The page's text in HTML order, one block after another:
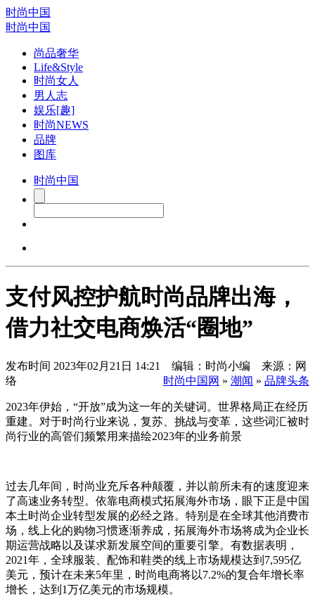
时尚中国
时尚中国
尚品奢华
Life&Style
时尚女人
男人志
娱乐[趣]
时尚NEWS
品牌
图库
时尚中国
支付风控护航时尚品牌出海，
借力社交电商焕活“圈地”
发布时间 2023年02月21日 14:21 编辑：时尚小编 来源：网
络
时尚中国网 » 潮闻 » 品牌头条
2023年伊始，“开放”成为这一年的关键词。世界格局正在经历
重建。对于时尚行业来说，复苏、挑战与变革，这些词汇被时
尚行业的高管们频繁用来描绘2023年的业务前景
过去几年间，时尚业充斥各种颠覆，并以前所未有的速度迎来
了高速业务转型。依靠电商模式拓展海外市场，眼下正是中国
本土时尚企业转型发展的必经之路。特别是在全球其他消费市
场，线上化的购物习惯逐渐养成，拓展海外市场将成为企业长
期运营战略以及谋求新发展空间的重要引擎。有数据表明，
2021年，全球服装、配饰和鞋类的线上市场规模达到7,595亿
美元，预计在未来5年里，时尚电商将以7.2%的复合年增长率
增长，达到1万亿美元的市场规模。